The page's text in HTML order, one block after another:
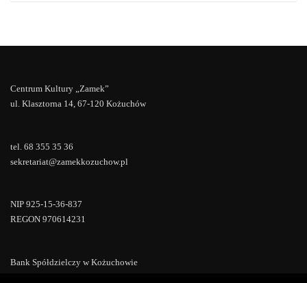
Centrum Kultury „Zamek”
ul. Klasztorna 14, 67-120 Kożuchów
tel. 68 355 35 36
sekretariat@zamekkozuchow.pl
NIP 925-15-36-837
REGON 970614231
Bank Spółdzielczy w Kożuchowie